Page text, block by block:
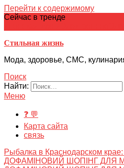
Перейти к содержимому
Сейчас в тренде
Стильная жизнь
Мода, здоровье, СМС,
Поиск
Найти:
Меню
❓ 💬
Карта сайта
связь
Рыбалка в Краснодарском
ДОФАМІНОВИЙ ШОПІНГ ДЛЯ